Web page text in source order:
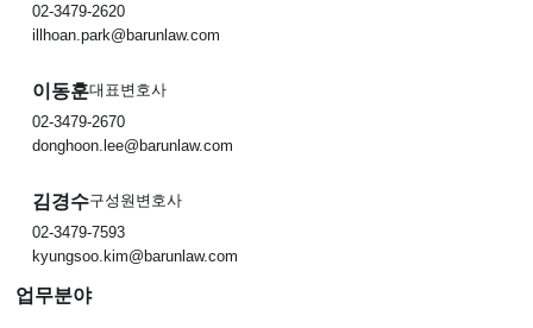
02-3479-2620
illhoan.park@barunlaw.com
이동훈대표변호사
02-3479-2670
donghoon.lee@barunlaw.com
김경수구성원변호사
02-3479-7593
kyungsoo.kim@barunlaw.com
업무분야